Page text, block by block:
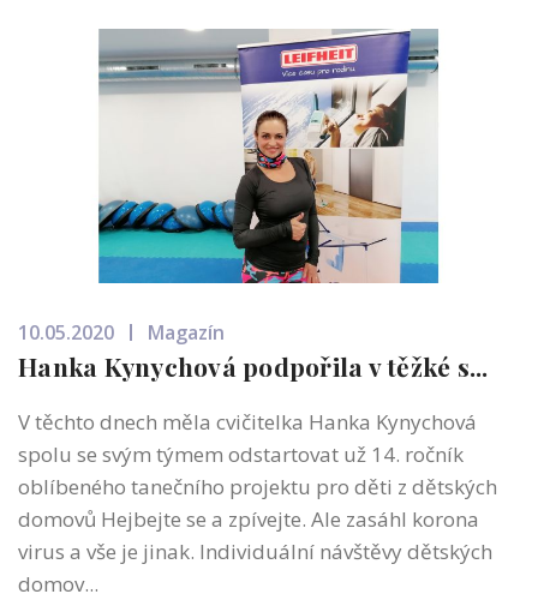
10.05.2020 Magazín
Hanka Kynychová podpořila v těžké s...
V těchto dnech měla cvičitelka Hanka Kynychová
spolu se svým týmem odstartovat už 14. ročník
oblíbeného tanečního projektu pro děti z dětských
domovů Hejbejte se a zpívejte. Ale zasáhl korona
virus a vše je jinak. Individuální návštěvy dětských
domov...